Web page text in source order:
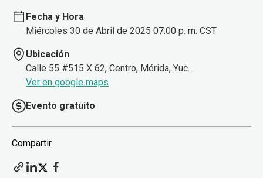
Fecha y Hora
Miércoles 30 de Abril de 2025 07:00 p. m. CST
Ubicación
Calle 55 #515 X 62, Centro, Mérida, Yuc.
Ver en google maps
Evento gratuito
Compartir